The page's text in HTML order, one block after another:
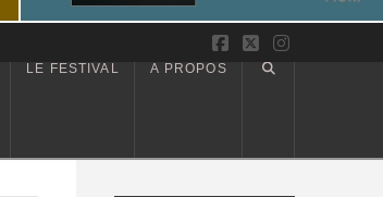
Facebook
X Instagram
LE FESTIVAL À PROPOS